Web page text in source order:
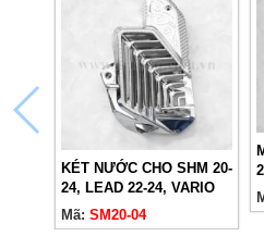
KÉT NƯỚC CHO SHM 20-
24, LEAD 22-24, VARIO
160 22-24, AB 23-24,
SH24, PCX 23-24 (160IN)
Mã: SM20-04